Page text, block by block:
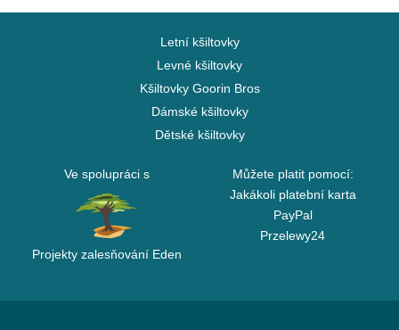
Letní kšiltovky
Levné kšiltovky
Kšiltovky Goorin Bros
Dámské kšiltovky
Dětské kšiltovky
Ve spolupráci s
Projekty zalesňování Eden
Můžete platit pomocí:
Jakákoli platební karta
PayPal
Przelewy24